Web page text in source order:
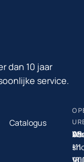
dan 10 jaar
service.
Catalogus
-
-
111